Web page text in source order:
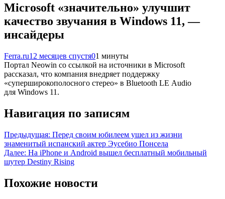
Microsoft «значительно» улучшит
качество звучания в Windows 11, —
инсайдеры
Ferra.ru12 месяцев спустя01 минуты
Портал Neowin со ссылкой на источники в Microsoft
рассказал, что компания внедряет поддержку
«суперширокополосного стерео» в Bluetooth LE Audio
для Windows 11.
Навигация по записям
Предыдущая: Перед своим юбилеем ушел из жизни
знаменитый испанский актер Эусебио Понсела
Далее: На iPhone и Android вышел бесплатный мобильный
шутер Destiny Rising
Похожие новости